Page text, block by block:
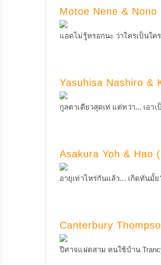
Motoe Nene & Nono
แอดไม่รู้หรอกนะ ว่าใครเป็นใ
Yasuhisa Nashiro &
กูลตาเดียวสุดเท่ แต่ทว่า... เอาเ
Asakura Yoh & Hao
อายุเท่าไหร่กันแล้ว... เกิดทันมั้ย
Canterbury
ปีศาจแฝดสาม คนใช้บ้าน